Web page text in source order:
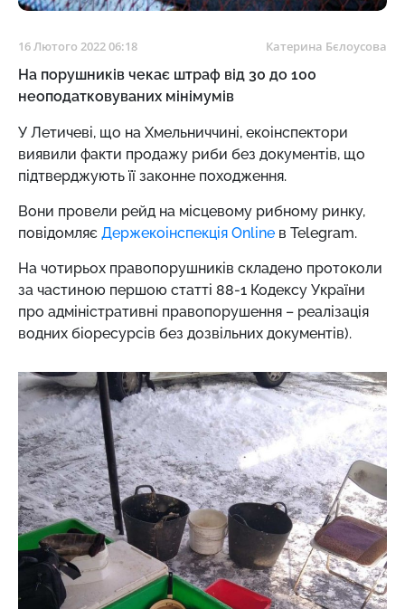
16 Лютого 2022 06:18 Катерина Бєлоусова
На порушників чекає штраф від 30 до 100
неоподатковуваних мінімумів
У Летичеві, що на Хмельниччині, екоінспектори
виявили факти продажу риби без документів, що
підтверджують її законне походження.
Вони провели рейд на місцевому рибному ринку,
повідомляє Держекоінспекція Online в Telegram.
На чотирьох правопорушників складено протоколи
за частиною першою статті 88-1 Кодексу України
про адміністративні правопорушення – реалізація
водних біоресурсів без дозвільних документів).